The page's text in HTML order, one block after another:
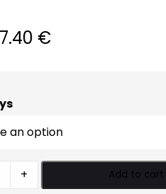
7.40 €
+ Add to cart